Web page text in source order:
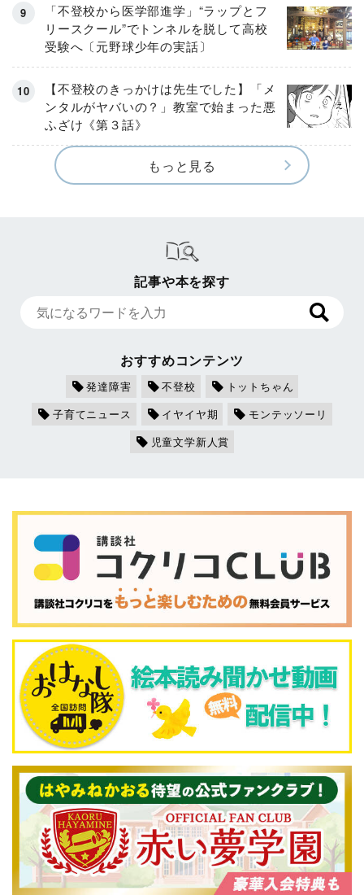
「不登校から医学部進学」“ラップとフ
リースクール”でトンネルを脱して高校
受験へ〔元野球少年の実話〕
【不登校のきっかけは先生でした】「メ
ンタルがヤバいの？」教室で始まった悪
ふざけ《第３話》
もっと見る
記事や本を探す
おすすめコンテンツ
発達障害 不登校
トットちゃん
子育てニュース
イヤイヤ期
モンテッソーリ
児童文学新人賞